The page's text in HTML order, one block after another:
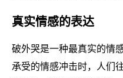
真实情感的表达
破外哭是一种最真实的情
承受的情感冲击时，人们